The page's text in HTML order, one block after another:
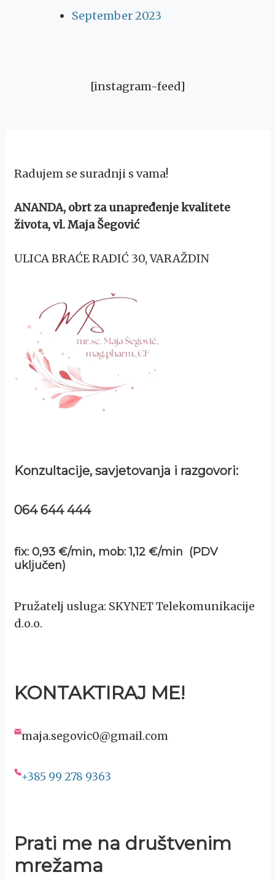
September 2023
[instagram-feed]
Radujem se suradnji s vama!
ANANDA, obrt za unapređenje kvalitete
života, vl. Maja Šegović
ULICA BRAĆE RADIĆ 30, VARAŽDIN
Konzultacije, savjetovanja i razgovori:
064 644 444
fix: 0,93 €/min, mob: 1,12 €/min (PDV
uključen)
Pružatelj usluga: SKYNET Telekomunikacije
d.o.o.
KONTAKTIRAJ ME!
maja.segovic0@gmail.com
+385 99 278 9363
Prati me na društvenim
mrežama